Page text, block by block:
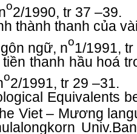
o2/1990, tr 37 –39.
thành thanh của
ngữ, no1/1991,
thanh hầu hoá
o2/1991, tr 29 –31.
Equivalents
Viet – Mương